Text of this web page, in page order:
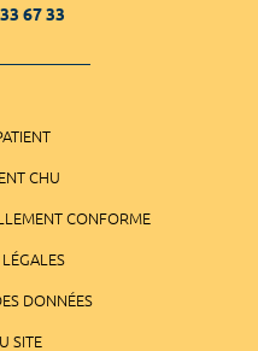
67 33
CHU
CONFORME
DONNÉES
SITE